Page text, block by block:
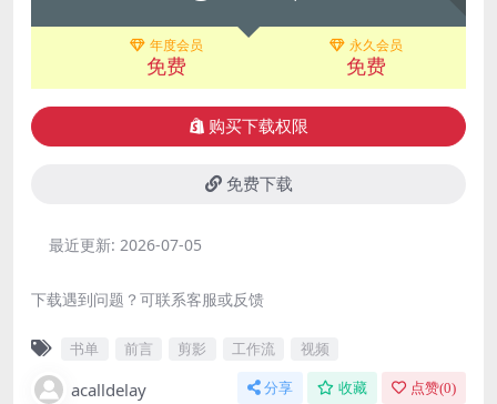
年度会员
免费
永久会员
免费
购买下载权限
免费下载
最近更新: 2026-07-05
下载遇到问题？可联系客服或反馈
书单 前言 剪影 工作流 视频
acalldelay 分享 收藏 点赞(0)